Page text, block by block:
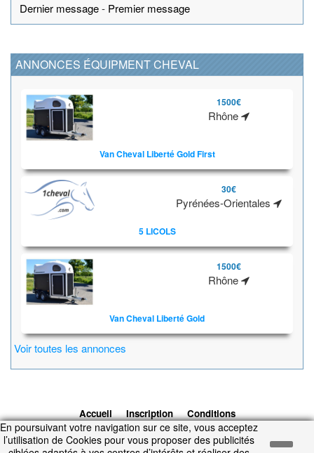
Dernier message- Premier message
ANNONCES ÉQUIPMENT CHEVAL
1500€
Rhône
Van Cheval Liberté Gold First
30€
Pyrénées-Orientales
5 LICOLS
1500€
Rhône
Van Cheval Liberté Gold
Voir toutes les annonces
Accueil Inscription
Conditions
d'utilisation
Contacts © 2026 1cheval.com
Ecurie Virtuelle -
Jeu Cheval
En poursuivant votre navigation sur ce site, vous acceptez
l’utilisation de Cookies pour vous proposer des publicités